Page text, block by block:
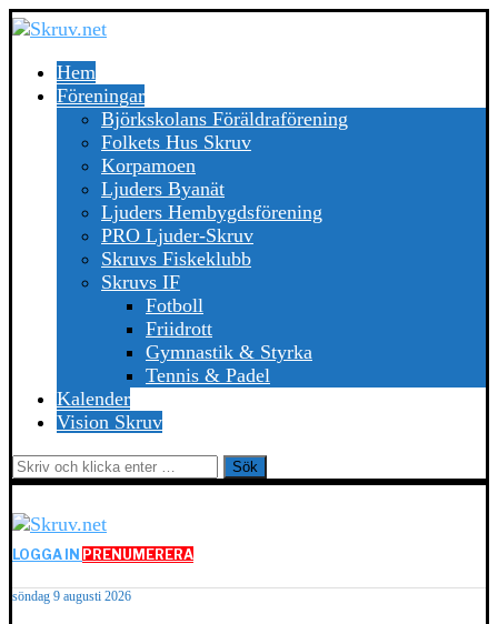
Hem
Föreningar
Björkskolans Föräldraförening
Folkets Hus Skruv
Korpamoen
Ljuders Byanät
Ljuders Hembygdsförening
PRO Ljuder-Skruv
Skruvs Fiskeklubb
Skruvs IF
Fotboll
Friidrott
Gymnastik & Styrka
Tennis & Padel
Kalender
Vision Skruv
Sök
LOGGA IN PRENUMERERA
söndag 9 augusti 2026